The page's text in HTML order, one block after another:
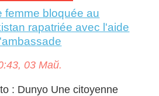
պարտատոմսերի
femme bloquée au
rapatriée avec l'aide
03 Май.
: Dunyo Une citoyenne